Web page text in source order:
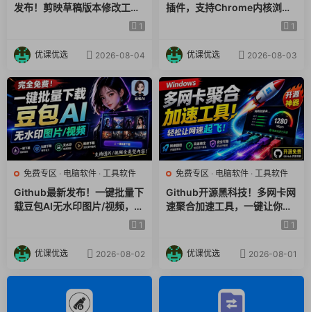
发布！剪映草稿版本修改工具
，一键解决剪映草稿不兼容烦1
优课优选 2026-08-04
插件，支持Chrome内核浏览
器，无需登录账号（插件+安 1
优课优选 2026-08-03
免费专区 · 电脑软件 · 工具软件
Github最新发布！一键批量下
载豆包AI无水印图片/视频，简
单易用，自动解析提示词，do
1
优课优选 2026-08-02
免费专区 · 电脑软件 · 工具软件
Github开源黑科技！多网卡网
速聚合加速工具，一键让你的
电脑网速起飞，这感觉也太爽1
优课优选 2026-08-01